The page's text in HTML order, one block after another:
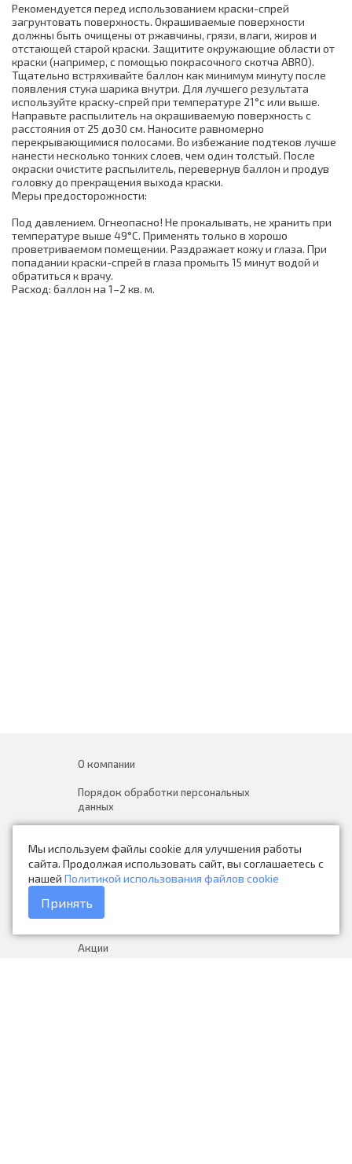
Мы используем файлы cookie для улучшения работы
сайта. Продолжая использовать сайт, вы соглашаетесь с
нашей Политикой использования файлов cookie
Принять
Рекомендуется перед использованием краски-спрей
загрунтовать поверхность. Окрашиваемые поверхности
должны быть очищены от ржавчины, грязи, влаги, жиров и
отстающей старой краски. Защитите окружающие области от
краски (например, с помощью покрасочного скотча ABRO).
Тщательно встряхивайте баллон как минимум минуту после
появления стука шарика внутри. Для лучшего результата
используйте краску-спрей при температуре 21°с или выше.
Направьте распылитель на окрашиваемую поверхность с
расстояния от 25 до30 см. Наносите равномерно
перекрывающимися полосами. Во избежание подтеков лучше
нанести несколько тонких слоев, чем один толстый. После
окраски очистите распылитель, перевернув баллон и продув
головку до прекращения выхода краски.
Меры предосторожности:
Под давлением. Огнеопасно! Не прокалывать, не хранить при
температуре выше 49°С. Применять только в хорошо
проветриваемом помещении. Раздражает кожу и глаза. При
попадании краски-спрей в глаза промыть 15 минут водой и
обратиться к врачу.
Расход: баллон на 1–2 кв. м.
О компании
Порядок обработки персональных
данных
Контакты
Каталог товаров
Доставка и оплата
Акции